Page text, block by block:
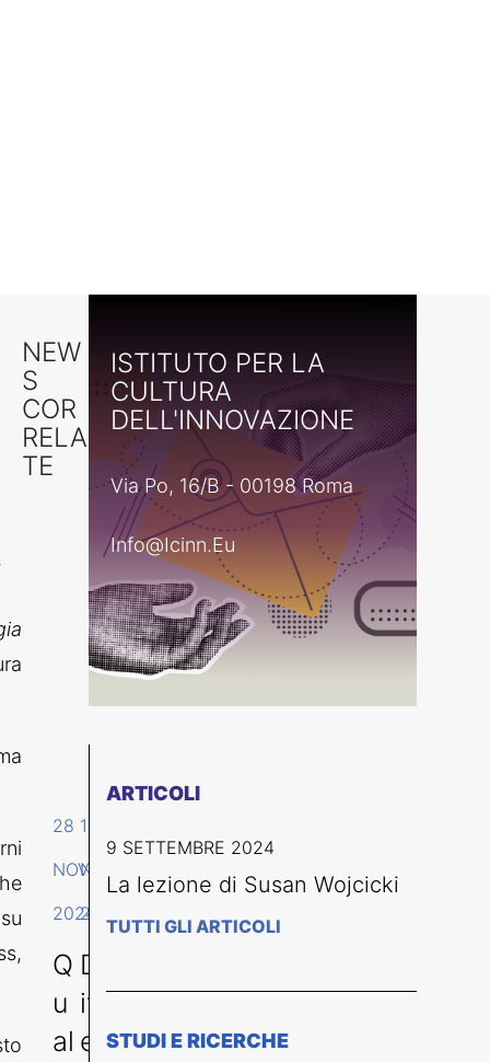
ISTITUTO PER LA
CULTURA
DELL'INNOVAZIONE
Via Po, 16/B - 00198 Roma
Info@icinn.eu
ARTICOLI
9 SETTEMBRE 2024
La lezione di Susan Wojcicki
TUTTI GLI ARTICOLI
STUDI E RICERCHE
NEW
S
COR
RELA
TE
28
NOVEMBRE
2024
Q
u
al
19
NOVEMBRE
2024
D
if
e